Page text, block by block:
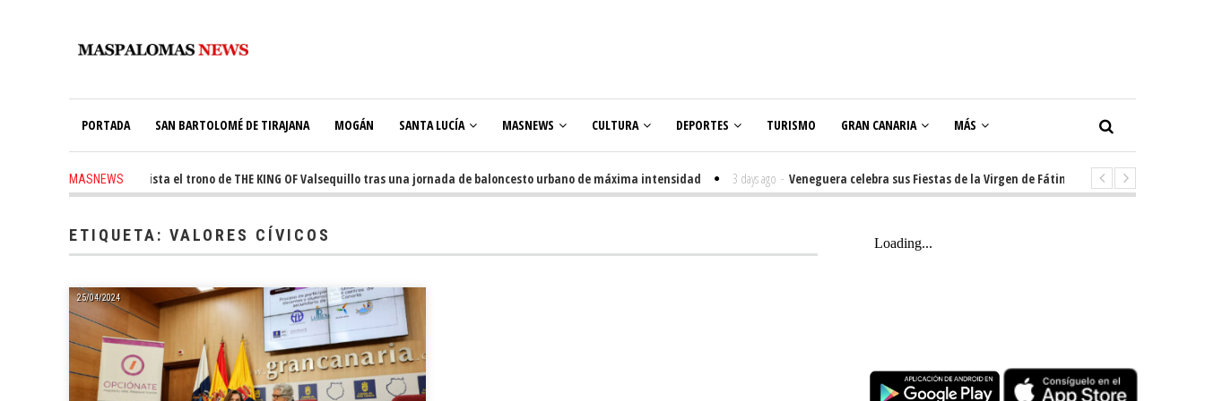
PORTADA SAN BARTOLOMÉ DE TIRAJANA MOGÁN SANTA LUCÍA MASNEWS CULTURA DEPORTES TURISMO GRAN CANARIA MÁS
MASNEWS
Ale Martín conquista el trono de THE KING OF Valsequillo tras una jornada de baloncesto urbano de máxima intensidad 3 days ago - Veneguera celebra sus Fiestas de la Virgen de Fátima con diez días de tradición,
ETIQUETA: VALORES CÍVICOS
25/04/2024